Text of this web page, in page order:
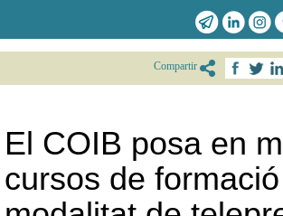
Compartir
El COIB posa en
cursos de